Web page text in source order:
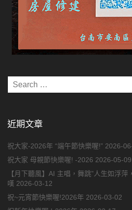
近期文章
祝大家-2026年 “端午節快樂喔!” 2026-
祝大家 母親節快樂喔! -2026 2026-05-09
【月下聽風】AI 主唱，舞跳”人生如浮萍
嘆 2026-03-12
祝~元宵節快樂喔!2026年 2026-03-02